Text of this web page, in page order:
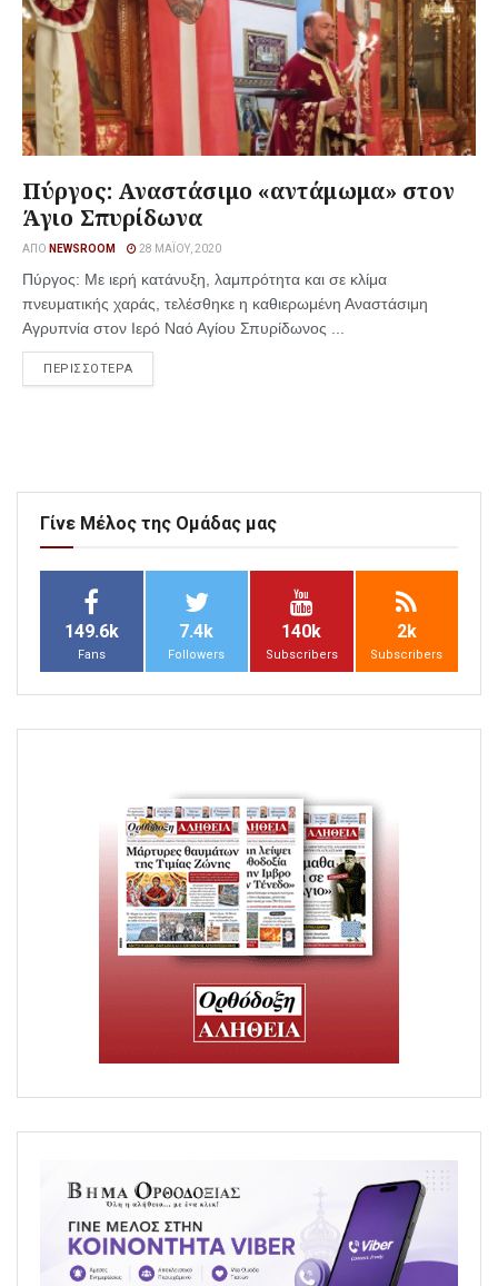
Πύργος: Αναστάσιμο «αντάμωμα» στον
Άγιο Σπυρίδωνα
ΑΠΌ NEWSROOM 28 ΜΑΪ́ΟΥ, 2020
Πύργος: Με ιερή κατάνυξη, λαμπρότητα και σε κλίμα
πνευματικής χαράς, τελέσθηκε η καθιερωμένη Αναστάσιμη
Αγρυπνία στον Ιερό Ναό Αγίου Σπυρίδωνος ...
ΠΕΡΙΣΣΟΤΕΡΑ
Γίνε Μέλος της Ομάδας μας
149.6k
Fans
7.4k
Followers
140k
Subscribers
2k
Subscribers